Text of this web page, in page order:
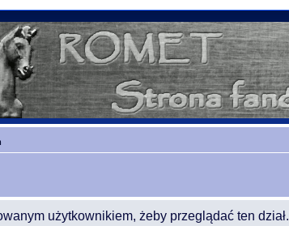
użytkownikiem, żeby przeglądać ten dział.